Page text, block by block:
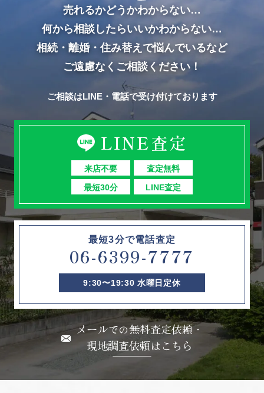
売れるかどうかわからない…
何から相談したらいいかわからない…
相続・離婚・住み替えで悩んでいるなど
ご遠慮なくご相談ください！
ご相談はLINE・電話で受け付けております
LINE査定
来店不要
査定無料
最短30分
LINE査定
最短3分で電話査定
06-6399-7777
9:30〜19:30 水曜日定休
メールでの無料査定依頼・
現地調査依頼はこちら